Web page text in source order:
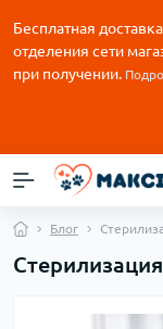
Бесплатная
отделения сети
при получении.
Блог